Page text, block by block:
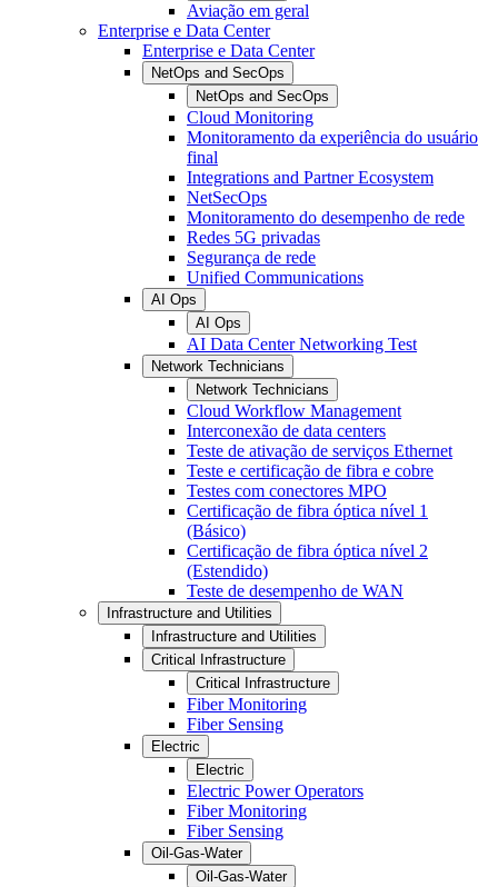
Aviação em geral
Enterprise e Data Center
Enterprise e Data Center
NetOps and SecOps
NetOps and SecOps
Cloud Monitoring
Monitoramento da experiência do usuário
final
Integrations and Partner Ecosystem
NetSecOps
Monitoramento do desempenho de rede
Redes 5G privadas
Segurança de rede
Unified Communications
AI Ops
AI Ops
AI Data Center Networking Test
Network Technicians
Network Technicians
Cloud Workflow Management
Interconexão de data centers
Teste de ativação de serviços Ethernet
Teste e certificação de fibra e cobre
Testes com conectores MPO
Certificação de fibra óptica nível 1
(Básico)
Certificação de fibra óptica nível 2
(Estendido)
Teste de desempenho de WAN
Infrastructure and Utilities
Infrastructure and Utilities
Critical Infrastructure
Critical Infrastructure
Fiber Monitoring
Fiber Sensing
Electric
Electric
Electric Power Operators
Fiber Monitoring
Fiber Sensing
Oil-Gas-Water
Oil-Gas-Water